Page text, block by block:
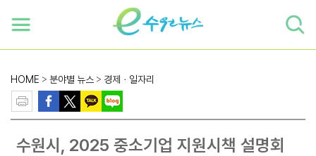
HOME > 분야별 뉴스 > 경제ㆍ일자리
수원시, 2025 중소기업 지원시책 설명회